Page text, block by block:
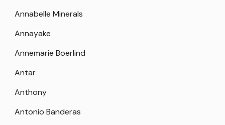
Annabelle Minerals
Annayake
Annemarie Boerlind
Antar
Anthony
Antonio Banderas